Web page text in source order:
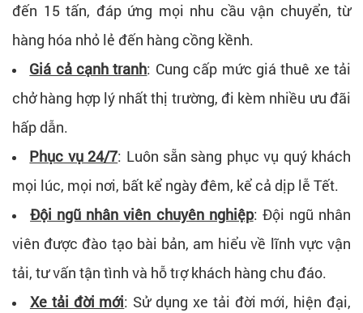
đến 15 tấn, đáp ứng mọi nhu cầu vận chuyển, từ
hàng hóa nhỏ lẻ đến hàng cồng kềnh.
Giá cả cạnh tranh: Cung cấp mức giá thuê xe tải
chở hàng hợp lý nhất thị trường, đi kèm nhiều ưu đãi
hấp dẫn.
Phục vụ 24/7: Luôn sẵn sàng phục vụ quý khách
mọi lúc, mọi nơi, bất kể ngày đêm, kể cả dịp lễ Tết.
Đội ngũ nhân viên chuyên nghiệp: Đội ngũ nhân
viên được đào tạo bài bản, am hiểu về lĩnh vực vận
tải, tư vấn tận tình và hỗ trợ khách hàng chu đáo.
Xe tải đời mới: Sử dụng xe tải đời mới, hiện đại,